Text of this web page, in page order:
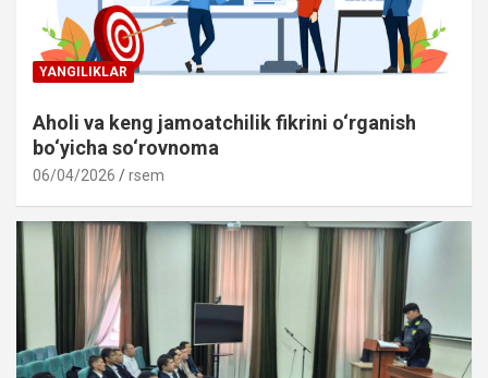
YANGILIKLAR
Aholi va keng jamoatchilik fikrini o‘rganish
bo‘yicha so‘rovnoma
06/04/2026 rsem